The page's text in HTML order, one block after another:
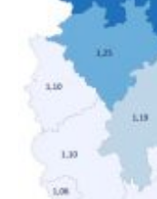
Menschen mit…